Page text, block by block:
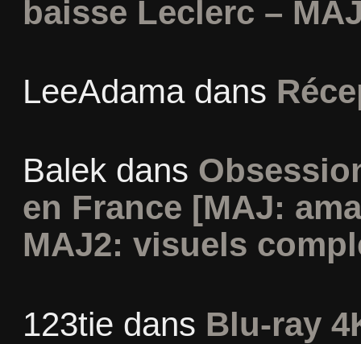
baisse Leclerc –
LeeAdamadans
Balekdans
en France [MAJ:
MAJ2: visuels
123tie dans Blu-ray